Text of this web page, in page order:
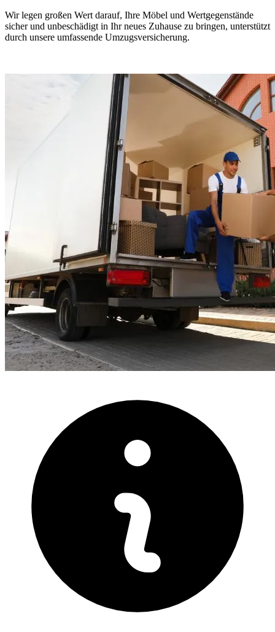
Wir legen großen Wert darauf, Ihre Möbel und Wertgegenstände
sicher und unbeschädigt in Ihr neues Zuhause zu bringen, unterstützt
durch unsere umfassende Umzugsversicherung.